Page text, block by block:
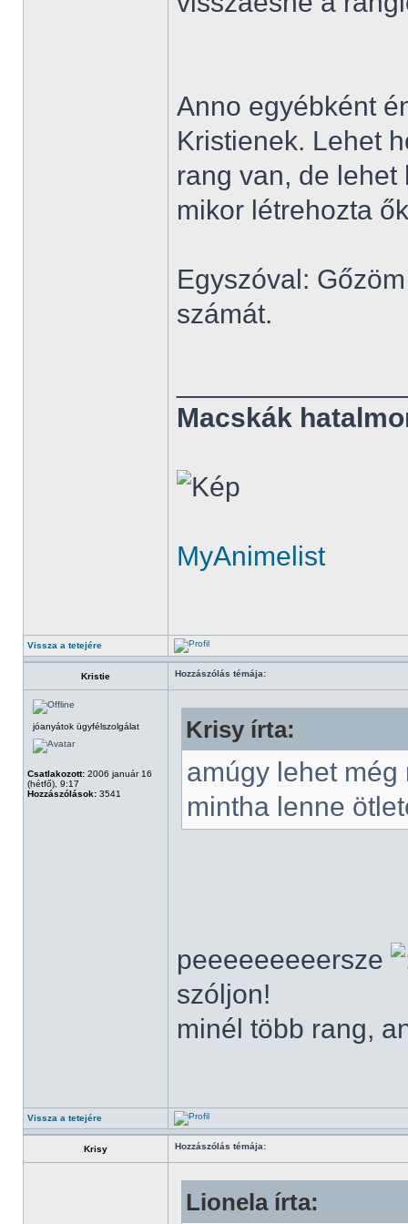
Anno egyébként
Kristienek. Lehet
rang van, de
mikor létrehozta
Egyszóval:
számát.
Macskák
MyAnimelist
Vissza a tetejére
Kristie Hozzászólás témája:
jóanyátok ügyfélszolgálat
Csatlakozott: 2006 január 16
(hétfő), 9:17
Hozzászólások: 3541
Krisy írta:
amúgy lehet
mintha lenne
peeeeeeeeersze
szóljon!
minél több rang,
Vissza a tetejére
Krisy Hozzászólás témája:
Lionela írta: